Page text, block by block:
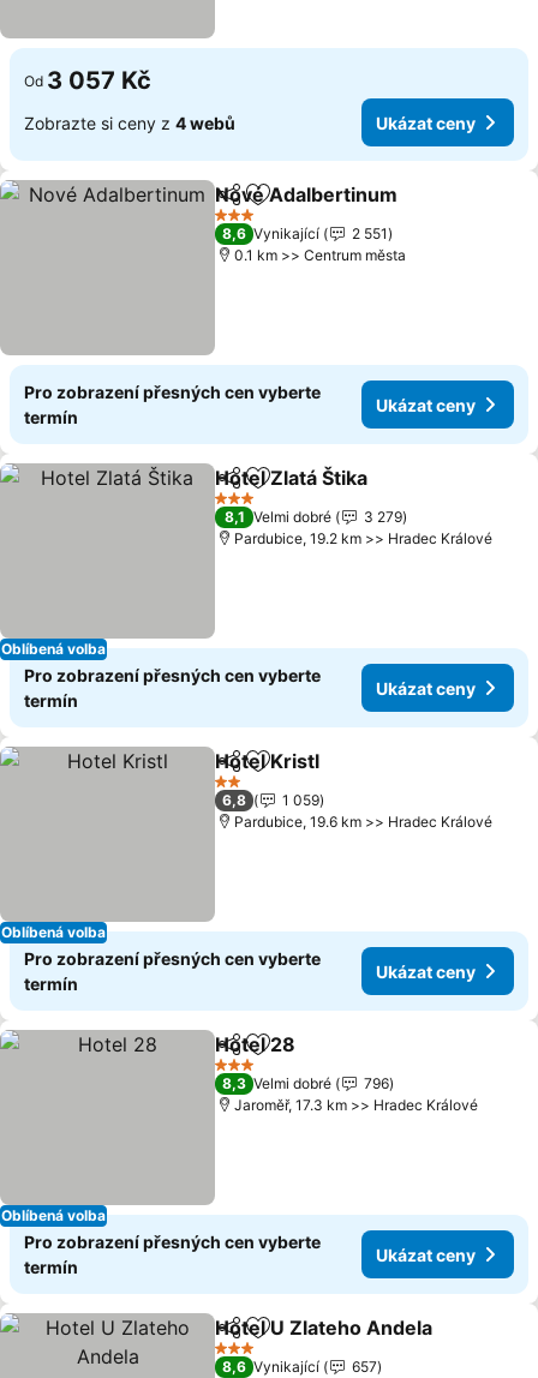
Od 3 057 Kč
Zobrazte si ceny z 4 webů Ukázat ceny
SdíletPřidat na seznam oblíbených
Nové Adalbertinum
3 Počet hvězdiček
8,6 Vynikající
2 551
0.1 km >> Centrum města
Pro zobrazení přesných cen vyberte
termín
Ukázat ceny
Oblíbená volba
SdíletPřidat na seznam oblíbených
Hotel Zlatá Štika
3 Počet hvězdiček
8,1 Velmi dobré
3 279
Pardubice, 19.2 km >> Hradec Králové
Pro zobrazení přesných cen vyberte
termín
Ukázat ceny
Oblíbená volba
SdíletPřidat na seznam oblíbených
Hotel Kristl
2 Počet hvězdiček
6,8
1 059
Pardubice, 19.6 km >> Hradec Králové
Pro zobrazení přesných cen vyberte
termín
Ukázat ceny
Oblíbená volba
SdíletPřidat na seznam oblíbených
Hotel 28
3 Počet hvězdiček
8,3 Velmi dobré
796
Jaroměř, 17.3 km >> Hradec Králové
Pro zobrazení přesných cen vyberte
termín
Ukázat ceny
SdíletPřidat na seznam oblíbených
Hotel U Zlateho Andela
3 Počet hvězdiček
8,6 Vynikající
657